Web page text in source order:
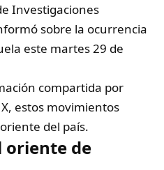
Investigaciones
sobre la ocurrencia
este martes 29 de
compartida por
estos movimientos
del país.
oriente de